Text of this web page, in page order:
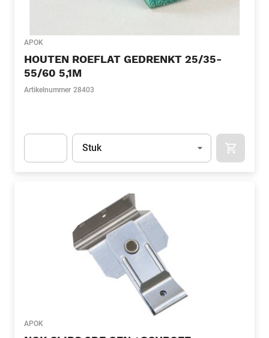
APOK
HOUTEN ROEFLAT GEDRENKT 25/35-
55/60 5,1M
Artikelnummer 28403
Eenheid
Stuk
APOK